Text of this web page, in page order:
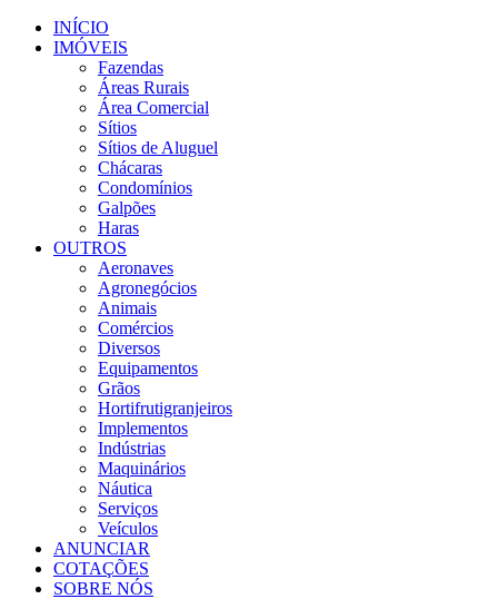
INÍCIO
IMÓVEIS
Fazendas
Áreas Rurais
Área Comercial
Sítios
Sítios de Aluguel
Chácaras
Condomínios
Galpões
Haras
OUTROS
Aeronaves
Agronegócios
Animais
Comércios
Diversos
Equipamentos
Grãos
Hortifrutigranjeiros
Implementos
Indústrias
Maquinários
Náutica
Serviços
Veículos
ANUNCIAR
COTAÇÕES
SOBRE NÓS